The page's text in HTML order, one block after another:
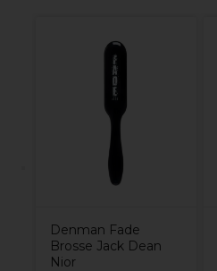
Denman Fade
Brosse Jack Dean
Nior